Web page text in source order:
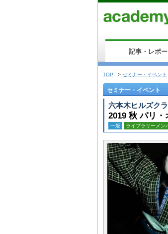
記事・レポー
TOP > セミナー・イベント
セミナー・イベント
六本木ヒルズク
2019 秋 パリ
一般 ライブラリーメン